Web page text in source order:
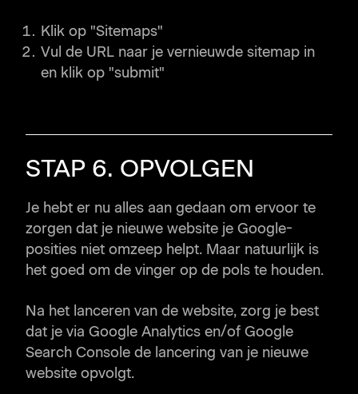
Klik op "Sitemaps"
Vul de URL naar je vernieuwde sitemap in
en klik op "submit"
STAP 6. OPVOLGEN
Je hebt er nu alles aan gedaan om ervoor te
zorgen dat je nieuwe website je Google-
posities niet omzeep helpt. Maar natuurlijk is
het goed om de vinger op de pols te houden.
Na het lanceren van de website, zorg je best
dat je via Google Analytics en/of Google
Search Console de lancering van je nieuwe
website opvolgt.